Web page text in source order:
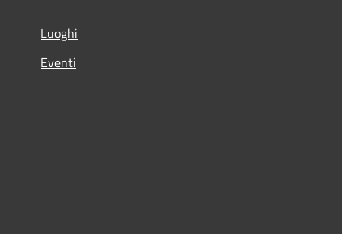
Luoghi
Eventi